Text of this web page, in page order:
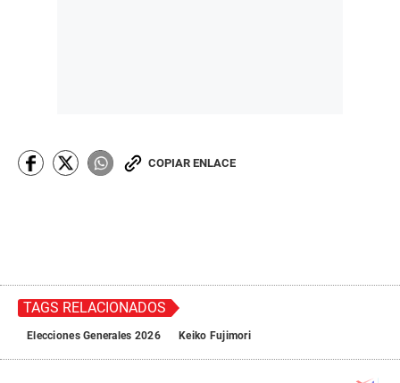
COPIAR ENLACE
TAGS RELACIONADOS
Elecciones Generales 2026 Keiko Fujimori